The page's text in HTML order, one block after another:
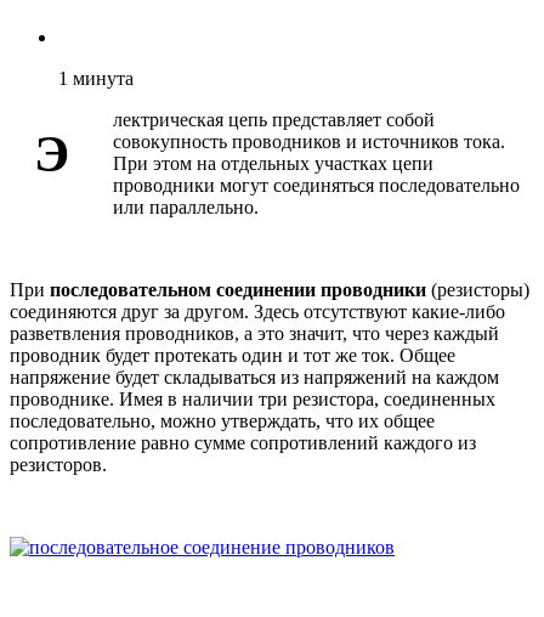
1 минута
Э
лектрическая цепь представляет собой
совокупность проводников и источников тока.
При этом на отдельных участках цепи
проводники могут соединяться последовательно
или параллельно.
При последовательном соединении проводники (резисторы)
соединяются друг за другом. Здесь отсутствуют какие-либо
разветвления проводников, а это значит, что через каждый
проводник будет протекать один и тот же ток. Общее
напряжение будет складываться из напряжений на каждом
проводнике. Имея в наличии три резистора, соединенных
последовательно, можно утверждать, что их общее
сопротивление равно сумме сопротивлений каждого из
резисторов.